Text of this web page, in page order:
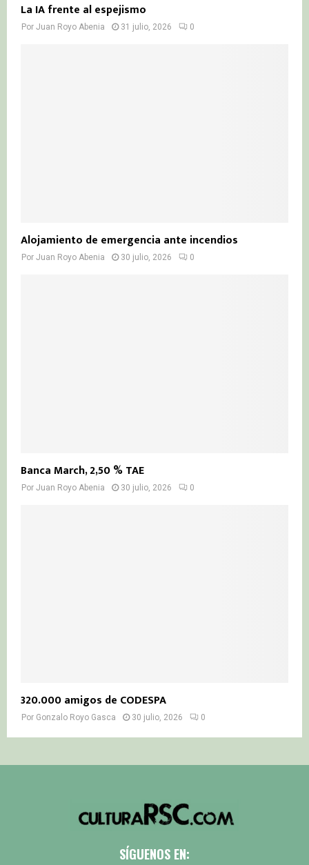
La IA frente al espejismo
Por Juan Royo Abenia 31 julio, 2026 0
Alojamiento de emergencia ante incendios
Por Juan Royo Abenia 30 julio, 2026 0
Banca March, 2,50 % TAE
Por Juan Royo Abenia 30 julio, 2026 0
320.000 amigos de CODESPA
Por Gonzalo Royo Gasca 30 julio, 2026 0
SÍGUENOS EN: